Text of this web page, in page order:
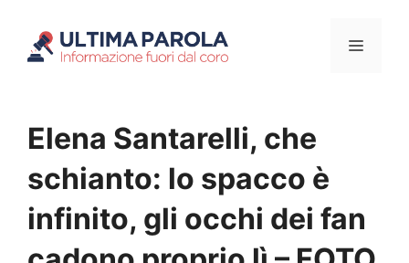
Menu
Elena Santarelli, che
schianto: lo spacco è
infinito, gli occhi dei fan